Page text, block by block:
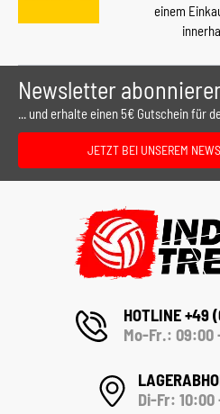
einem
Newsletter
... und erhalte einen 5€ Gutschein für
JETZT BEI UNSEREM
HOTLINE +49
Mo-Fr.: 09:00
Di-Fr: 10:00